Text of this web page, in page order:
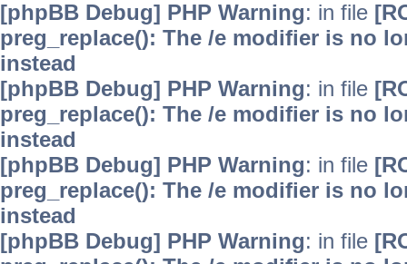
[phpBB Debug] PHP Warning: in file
preg_replace(): The /e modifier is no
instead
[phpBB Debug] PHP Warning: in file
preg_replace(): The /e modifier is no
instead
[phpBB Debug] PHP Warning: in file
preg_replace(): The /e modifier is no
instead
[phpBB Debug] PHP Warning: in file